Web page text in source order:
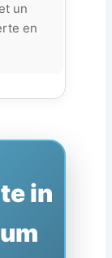
un
en
in